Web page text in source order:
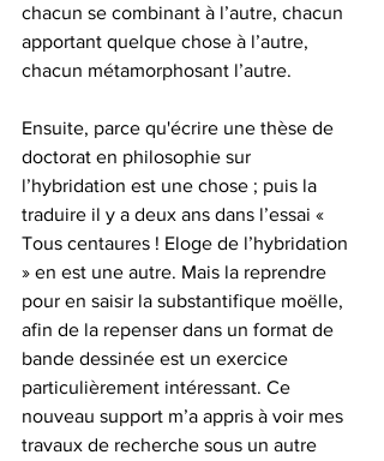
chacun se combinant à l’autre, chacun
apportant quelque chose à l’autre,
chacun métamorphosant l’autre.
Ensuite, parce qu'écrire une thèse de
doctorat en philosophie sur
l’hybridation est une chose ; puis la
traduire il y a deux ans dans l’essai «
Tous centaures ! Eloge de l’hybridation
» en est une autre. Mais la reprendre
pour en saisir la substantifique moëlle,
afin de la repenser dans un format de
bande dessinée est un exercice
particulièrement intéressant. Ce
nouveau support m’a appris à voir mes
travaux de recherche sous un autre